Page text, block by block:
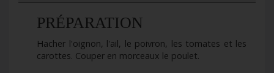
PRÉPARATION
Hacher l'oignon, l'ail, le poivron, les tomates et les
carottes. Couper en morceaux le poulet.